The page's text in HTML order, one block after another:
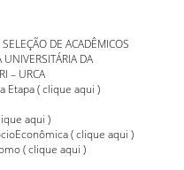
DE ACADÊMICOS
UNIVERSITÁRIA DA
– URCA
Etapa (clique aqui )
aqui )
(clique aqui )
(clique aqui )